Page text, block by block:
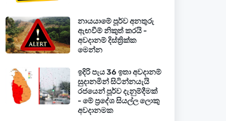
නායයාමේ පූර්ව අනතුරු
ඇඟවීම් නිකුත් කරයි -
අවදානම් දිස්ත්‍රික්ක
මෙන්න
ඉදිරි පැය 36 ඉතා අවදානම්
සුදානමින් සිටින්නයැයි
රජයෙන් පූර්ව දැනුම්දීමක්
- මේ ප්‍රදේශ සියල්ල ලොකු
අවදානමක